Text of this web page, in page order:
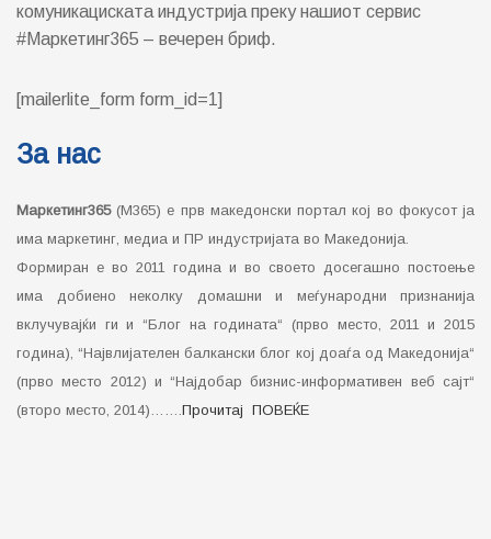
комуникациската индустрија преку нашиот сервис
#Маркетинг365 – вечерен бриф.
[mailerlite_form form_id=1]
За нас
Маркетинг365(М365) е прв македонски портал кој во фокусот ја
има маркетинг, медиа и ПР индустријата во Македонија.
Формиран е во 2011 година и во своето досегашно постоење
има добиено неколку домашни и меѓународни признанија
вклучувајќи ги и “Блог на годината“ (прво место, 2011 и 2015
година), “Највлијателен балкански блог кој доаѓа од Македонија“
(прво место 2012) и “Најдобар бизнис-информативен веб сајт“
(второ место, 2014)……. Прочитај ПОВЕЌЕ